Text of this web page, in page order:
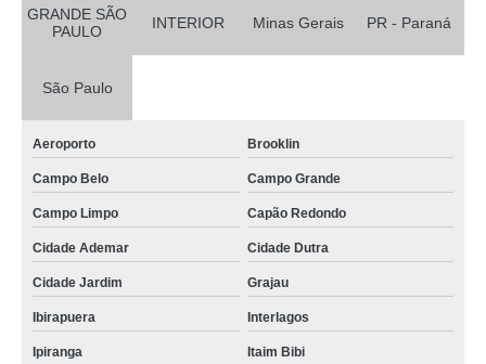
GRANDE SÃO
PAULO
INTERIOR Minas Gerais PR - Paraná
São Paulo
Aeroporto Brooklin
Campo Belo Campo Grande
Campo Limpo Capão Redondo
Cidade Ademar Cidade Dutra
Cidade Jardim Grajau
Ibirapuera Interlagos
Ipiranga Itaim Bibi